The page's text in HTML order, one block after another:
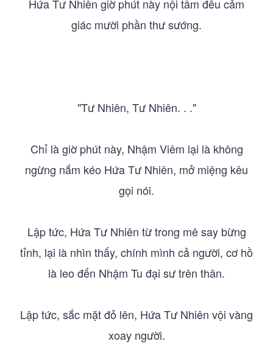
Hứa Tư Nhiên giờ phút này nội tâm đều cảm
giác mười phần thư sướng.
"Tư Nhiên, Tư Nhiên. . ."
Chỉ là giờ phút này, Nhậm Viêm lại là không
ngừng nắm kéo Hứa Tư Nhiên, mở miệng kêu
gọi nói.
Lập tức, Hứa Tư Nhiên từ trong mê say bừng
tỉnh, lại là nhìn thấy, chính mình cả người, cơ hồ
là leo đến Nhậm Tu đại sư trên thân.
Lập tức, sắc mặt đỏ lên, Hứa Tư Nhiên vội vàng
xoay người.